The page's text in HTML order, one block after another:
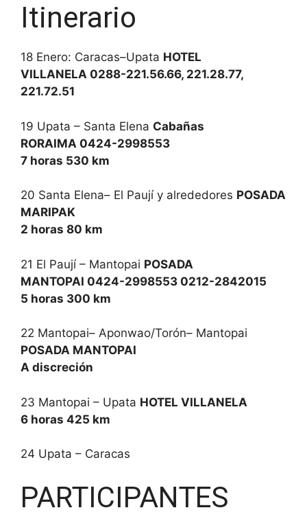
Itinerario
18 Enero: Caracas–Upata HOTEL
VILLANELA 0288-221.56.66, 221.28.77,
221.72.51
19 Upata – Santa Elena Cabañas
RORAIMA 0424-2998553
7 horas 530 km
20 Santa Elena– El Paují y alrededores POSADA
MARIPAK
2 horas 80 km
21 El Paují – Mantopai POSADA
MANTOPAI 0424-2998553 0212-2842015
5 horas 300 km
22 Mantopai– Aponwao/Torón– Mantopai
POSADA MANTOPAI
A discreción
23 Mantopai – Upata HOTEL VILLANELA
6 horas 425 km
24 Upata – Caracas
PARTICIPANTES